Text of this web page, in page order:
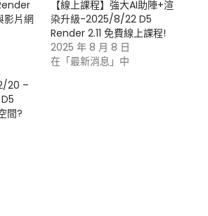
影片網
【線上課程】強大AI助陣+渲
染升級-2025/8/22 D5
Render 2.11 免費線上課程!
2025 年 8 月 8 日
在「最新消息」中
20 –
間?